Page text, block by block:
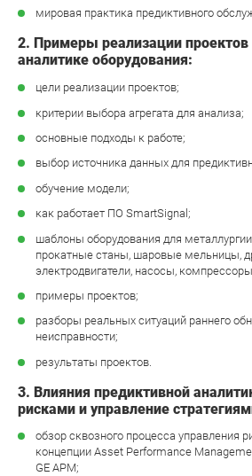
мировая практика предиктивного
2. Примеры реализации проектов
аналитике оборудования:
цели реализации проектов;
критерии выбора агрегата для анализа;
основные подходы к работе;
выбор источника данных для
обучение модели;
как работает ПО SmartSignal;
шаблоны оборудования для
прокатные станы, шаровые мельницы,
электродвигатели, насосы,
примеры проектов;
разборы реальных ситуаций раннего
неисправности;
результаты проектов.
3. Влияния предиктивной
рисками и управление
обзор сквозного процесса управления
концепции Asset Performance
GE APM;